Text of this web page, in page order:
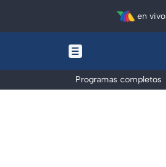
en vivo
Programas completos